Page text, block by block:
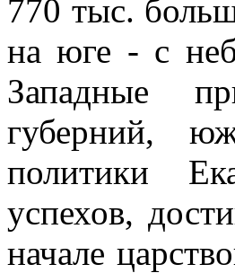
770 тыс.
на юге - с
Западные
губерний,
политики
успехов,
начале